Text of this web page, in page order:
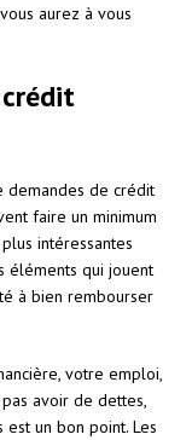
aurez à vous
demandes de crédit
faire un minimum
intéressantes
éléments qui jouent
à bien rembourser
votre emploi,
avoir de dettes,
un bon point. Les